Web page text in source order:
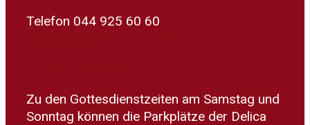
Telefon 044 925 60 60
Zu den Gottesdienstzeiten am Samstag und
Sonntag können die Parkplätze der Delica